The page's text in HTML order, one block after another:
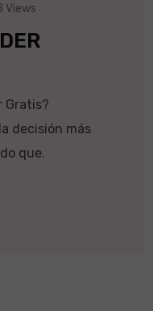
Views
Gratis?
decisión más
que.